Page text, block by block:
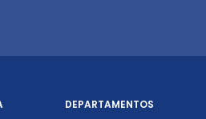
DEPARTAMENTOS